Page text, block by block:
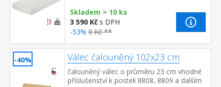
Skladem > 10 ks
3 590 Kč s DPH
-53% 0 Kč **
-40% Válec čalouněný 102x23 cm
čalouněný válec o průměru 23 cm vhodné
příslušenství k posteli 8808, 8809 a dalším